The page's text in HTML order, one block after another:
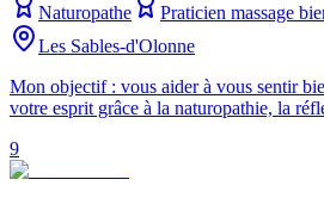
Naturopathe Praticien massage
Les Sables-d'Olonne
Mon objectif : vous aider à vous sentir
votre esprit grâce à la naturopathie, la
9